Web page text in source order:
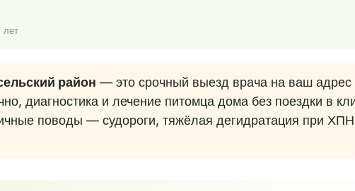
лет
район — это срочный выезд врача на ваш
диагностика и лечение питомца дома без поездки в
поводы — судороги, тяжёлая дегидратация при